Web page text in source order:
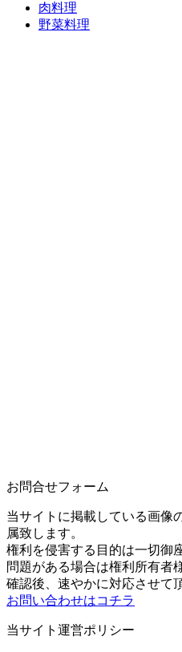
肉料理
野菜料理
お問合せフォーム
当サイトに掲載している画像
属致します。
権利を侵害する目的は一切御
問題がある場合は権利所有者
確認後、速やかに対応させて
お問い合わせはコチラ
当サイト運営ポリシー